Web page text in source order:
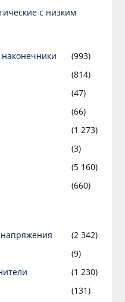
с низким
(993)
(814)
(47)
(66)
(1 273)
(3)
(5 160)
(660)
(2 342)
(9)
(1 230)
(131)